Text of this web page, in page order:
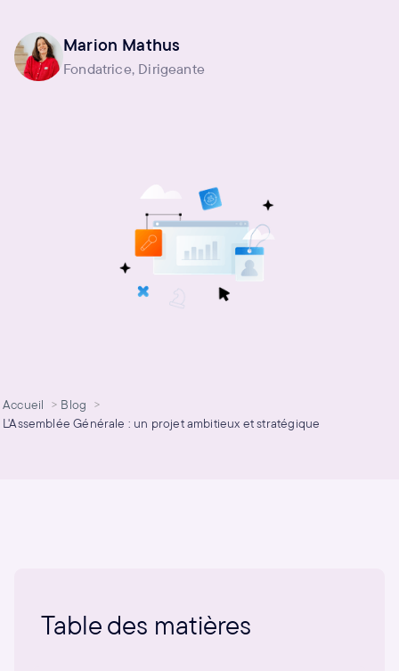
Marion Mathus
Fondatrice, Dirigeante
Accueil
Blog
L'Assemblée Générale : un projet ambitieux et stratégique
Table des matières